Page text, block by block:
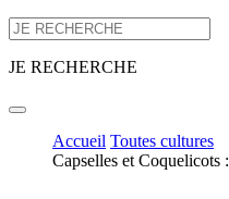
JE RECHERCHE
Accueil Toutes cultures
Capselles et Coquelicots